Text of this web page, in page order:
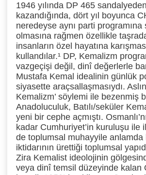
1946 yılında DP 465
kazandığında, dört yıl boyunca
neredeyse aynı parti programına
olmasına rağmen özellikle
insanların özel hayatına
kullandılar.¹DP, Kemalizm
vazgeçişi değil, dinî değerlerle
Mustafa Kemal idealinin günlük
siyasette araçsallaşmasıydı.
Kemalizm’ söylemi ile bezenmiş
Anadoluculuk, Batılı/seküler
yeni bir cephe açmıştı.
kadar Cumhuriyet’in kuruluşu ile
de toplumsal muhayyile anlamda
iktidarının ürettiği toplumsal
Zira Kemalist ideolojinin
veya dinî temsil düzeyinde kalan